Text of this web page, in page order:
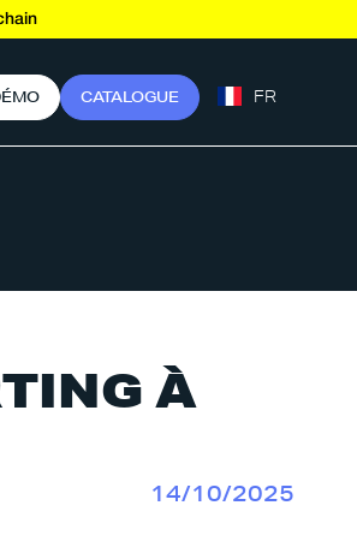
ÉMO CATALOGUE FR
À
14/10/2025